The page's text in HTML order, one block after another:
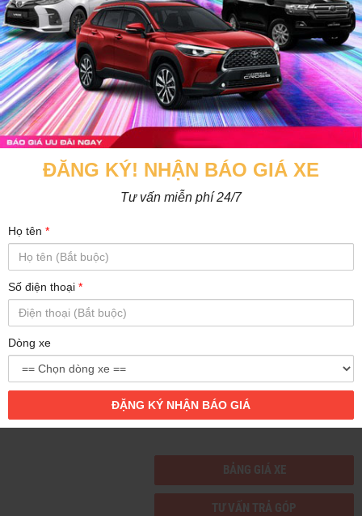
- Cam kết giá bán tốt nhất khi mua xe
Hotline: 0971.677.365
Zalo: 0971.677.365
BẢNG GIÁ XE
TƯ VẤN TRẢ GÓP
ĐĂNG KÝ! NHẬN BÁO GIÁ XE
Tư vấn miễn phí 24/7
Họ tên *
Số điện thoại *
Dòng xe
ĐẶNG KÝ NHẬN BÁO GIÁ